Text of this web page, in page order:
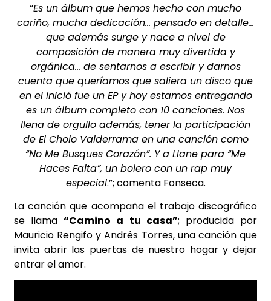
“Es un álbum que hemos hecho con mucho
cariño, mucha dedicación… pensado en detalle…
que además surge y nace a nivel de
composición de manera muy divertida y
orgánica… de sentarnos a escribir y darnos
cuenta que queríamos que saliera un disco que
en el inició fue un EP y hoy estamos entregando
es un álbum completo con 10 canciones. Nos
llena de orgullo además, tener la participación
de El Cholo Valderrama en una canción como
“No Me Busques Corazón”. Y a Llane para “Me
Haces Falta”, un bolero con un rap muy
especial.”; comenta Fonseca.
La canción que acompaña el trabajo discográfico
se llama“Camino a tu casa”; producida por
Mauricio Rengifo y Andrés Torres, una canción que
invita abrir las puertas de nuestro hogar y dejar
entrar el amor.